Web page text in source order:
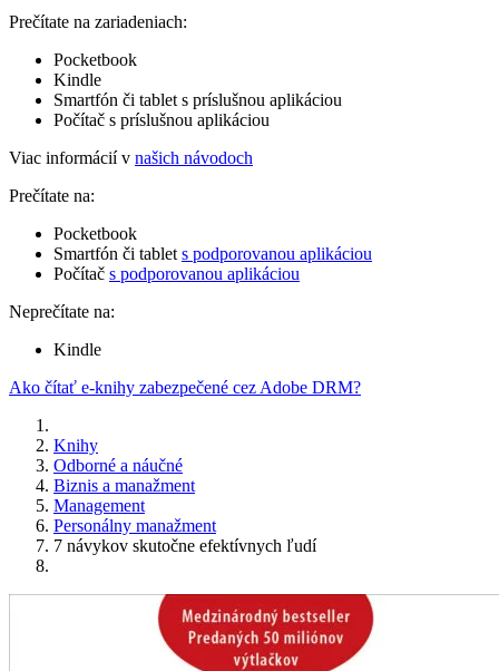
Prečítate na zariadeniach:
Pocketbook
Kindle
Smartfón či tablet s príslušnou aplikáciou
Počítač s príslušnou aplikáciou
Viac informácií v našich návodoch
Prečítate na:
Pocketbook
Smartfón či tablet s podporovanou aplikáciou
Počítač s podporovanou aplikáciou
Neprečítate na:
Kindle
Ako čítať e-knihy zabezpečené cez Adobe DRM?
Knihy
Odborné a náučné
Biznis a manažment
Management
Personálny manažment
7 návykov skutočne efektívnych ľudí